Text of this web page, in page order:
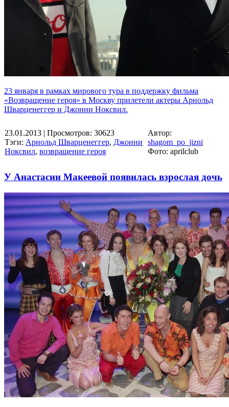
23 января в рамках мирового тура в поддержку фильма
«Возвращение героя» в Москву прилетели актеры Арнольд
Шварценеггер и Джонни Ноксвил.
23.01.2013 | Просмотров: 30623
Тэги: Арнольд Шварценеггер, Джонни
Ноксвил, возвращение героя
Автор:
shagom_po_jizni
Фото: aprilclub
У Анастасии Макеевой появилась взрослая дочь